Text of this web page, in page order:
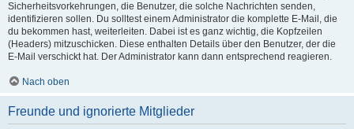
Sicherheitsvorkehrungen, die Benutzer, die solche Nachrichten senden,
identifizieren sollen. Du solltest einem Administrator die komplette E-Mail, die
du bekommen hast, weiterleiten. Dabei ist es ganz wichtig, die Kopfzeilen
(Headers) mitzuschicken. Diese enthalten Details über den Benutzer, der die
E-Mail verschickt hat. Der Administrator kann dann entsprechend reagieren.
Nach oben
Freunde und ignorierte Mitglieder